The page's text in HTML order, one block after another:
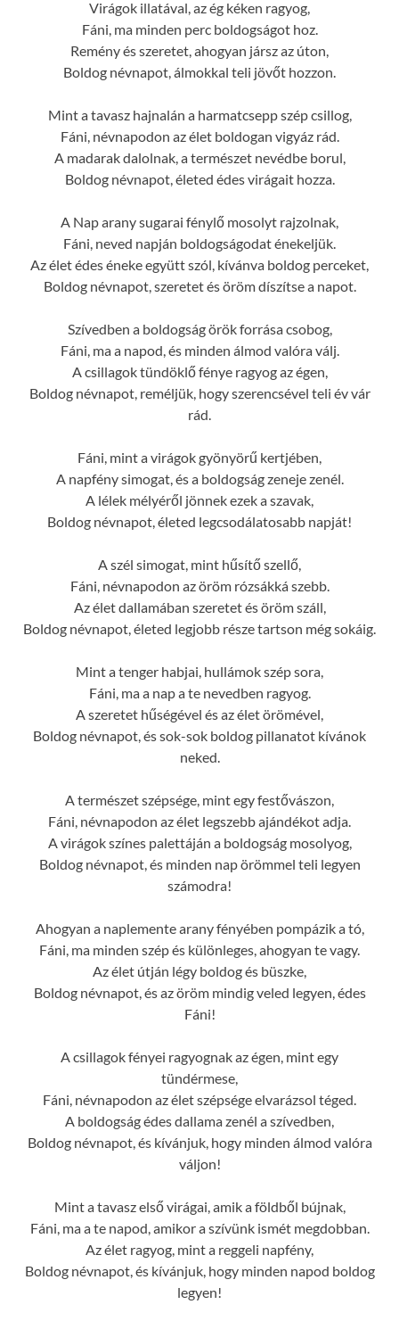
Virágok illatával, az ég kéken ragyog,
Fáni, ma minden perc boldogságot hoz.
Remény és szeretet, ahogyan jársz az úton,
Boldog névnapot, álmokkal teli jövőt hozzon.
Mint a tavasz hajnalán a harmatcsepp szép csillog,
Fáni, névnapodon az élet boldogan vigyáz rád.
A madarak dalolnak, a természet nevédbe borul,
Boldog névnapot, életed édes virágait hozza.
A Nap arany sugarai fénylő mosolyt rajzolnak,
Fáni, neved napján boldogságodat énekeljük.
Az élet édes éneke együtt szól, kívánva boldog perceket,
Boldog névnapot, szeretet és öröm díszítse a napot.
Szívedben a boldogság örök forrása csobog,
Fáni, ma a napod, és minden álmod valóra válj.
A csillagok tündöklő fénye ragyog az égen,
Boldog névnapot, reméljük, hogy szerencsével teli év vár
rád.
Fáni, mint a virágok gyönyörű kertjében,
A napfény simogat, és a boldogság zeneje zenél.
A lélek mélyéről jönnek ezek a szavak,
Boldog névnapot, életed legcsodálatosabb napját!
A szél simogat, mint hűsítő szellő,
Fáni, névnapodon az öröm rózsákká szebb.
Az élet dallamában szeretet és öröm száll,
Boldog névnapot, életed legjobb része tartson még sokáig.
Mint a tenger habjai, hullámok szép sora,
Fáni, ma a nap a te nevedben ragyog.
A szeretet hűségével és az élet örömével,
Boldog névnapot, és sok-sok boldog pillanatot kívánok
neked.
A természet szépsége, mint egy festővászon,
Fáni, névnapodon az élet legszebb ajándékot adja.
A virágok színes palettáján a boldogság mosolyog,
Boldog névnapot, és minden nap örömmel teli legyen
számodra!
Ahogyan a naplemente arany fényében pompázik a tó,
Fáni, ma minden szép és különleges, ahogyan te vagy.
Az élet útján légy boldog és büszke,
Boldog névnapot, és az öröm mindig veled legyen, édes
Fáni!
A csillagok fényei ragyognak az égen, mint egy
tündérmese,
Fáni, névnapodon az élet szépsége elvarázsol téged.
A boldogság édes dallama zenél a szívedben,
Boldog névnapot, és kívánjuk, hogy minden álmod valóra
váljon!
Mint a tavasz első virágai, amik a földből bújnak,
Fáni, ma a te napod, amikor a szívünk ismét megdobban.
Az élet ragyog, mint a reggeli napfény,
Boldog névnapot, és kívánjuk, hogy minden napod boldog
legyen!